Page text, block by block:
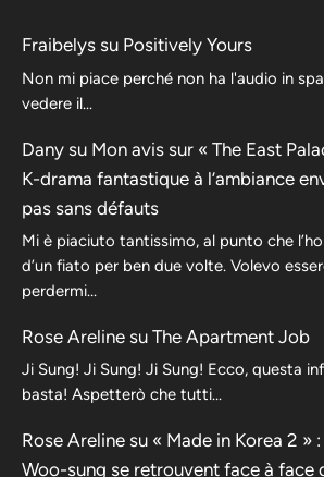
Fraibelys su Positively Yours
Non mi piace perché non ha l'audio in
vedere il...
Dany su Mon avis sur « The East
K-drama fantastique à l’ambiance
pas sans défauts
Mi è piaciuto tantissimo, al punto che
d’un fiato per ben due volte. Volevo
perdermi…
Rose Areline su The Apartment Job
Ji Sung! Ji Sung! Ji Sung! Ecco, questa
basta! Aspetterò che tutti…
Rose Areline su « Made in Korea 2 »
Woo-sung se retrouvent face à face